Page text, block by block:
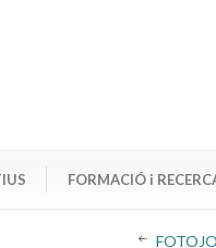
FORMACIÓ i